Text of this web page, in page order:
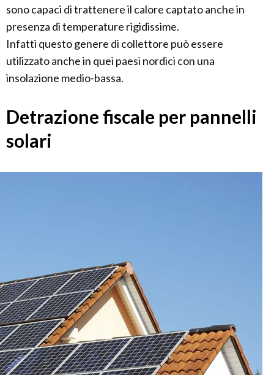
sono capaci di trattenere il calore captato anche in
presenza di temperature rigidissime.
Infatti questo genere di collettore può essere
utilizzato anche in quei paesi nordici con una
insolazione medio-bassa.
Detrazione fiscale per pannelli
solari